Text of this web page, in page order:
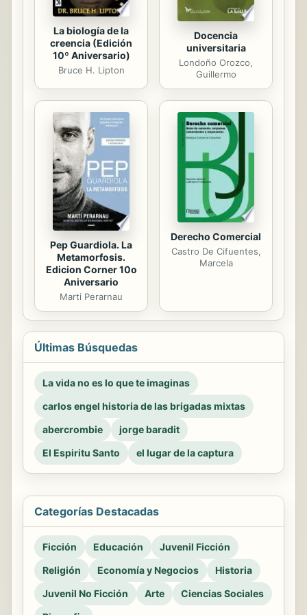
La biología de la
creencia (Edición
10º Aniversario)
Bruce H. Lipton
Docencia
universitaria
Londoño Orozco,
Guillermo
Pep Guardiola. La
Metamorfosis.
Edicion Corner 10o
Aniversario
Marti Perarnau
Derecho Comercial
Castro De Cifuentes,
Marcela
Últimas Búsquedas
La vida no es lo que te imaginas
carlos engel historia de las brigadas mixtas
abercrombie
jorge baradit
El Espiritu Santo
el lugar de la captura
Categorías Destacadas
Ficción Educación
Juvenil Ficción
Religión
Economía y Negocios
Historia
Juvenil No Ficción
Arte
Ciencias Sociales